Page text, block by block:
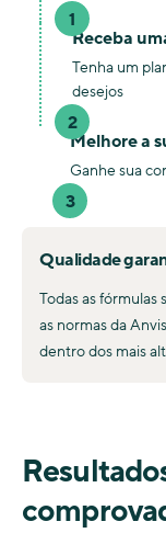
1
Receba
Tenha um
desejos
2
Melhore a
Ganhe sua
3
Qualidade
Todas as fórmulas
as normas da
dentro dos mais